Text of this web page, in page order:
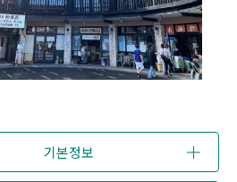
기본정보